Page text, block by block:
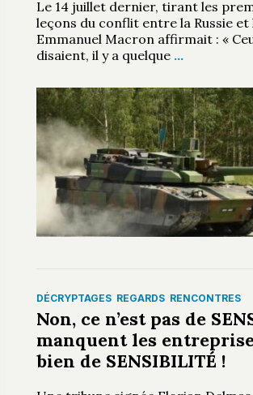
Le 14 juillet dernier, tirant les
leçons du conflit entre la Russie et
Emmanuel Macron affirmait : «
disaient, il y a quelque …
DÉCRYPTAGES REGARDS RENCONTRES
Non, ce n’est pas de
manquent les
bien de SENSIBILITÉ !